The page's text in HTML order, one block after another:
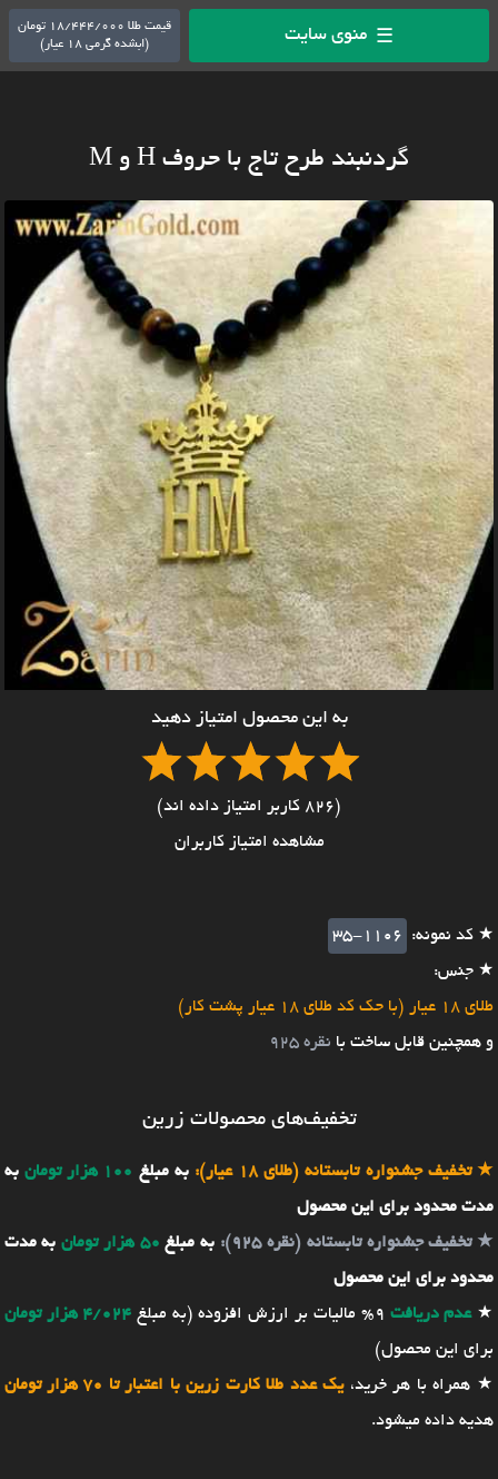
☰ منوی سایت
قیمت طلا 18/444/000 تومان
(ابشده گرمی 18 عیار)
گردنبند طرح تاج با حروف H و M
به این محصول امتیاز دهید
(826 کاربر امتیاز داده اند)
مشاهده امتیاز کاربران
★ کد نمونه:
35-1106
★ جنس:
طلای 18 عیار (با حک کد طلای 18 عیار پشت کار)
و همچنین قابل ساخت با نقره 925
تخفیف‌های محصولات زرین
★تخفیف جشنواره تابستانه (طلای 18 عیار): به مبلغ 100 هزار تومان
به
مدت محدود برای این محصول
★تخفیف جشنواره تابستانه (نقره 925): به مبلغ 50 هزار تومان
به مدت
محدود برای این محصول
★عدم دریافت 9% مالیات بر ارزش افزوده (به مبلغ
4/024 هزار تومان
برای این محصول)
★ همراه با هر خرید،یک عدد طلا کارت زرین با اعتبار تا 70 هزار تومان
هدیه داده میشود.